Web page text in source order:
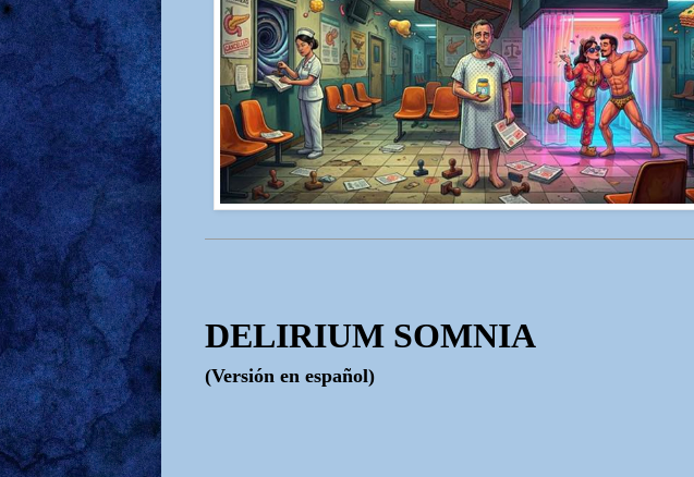
DELIRIUM SOMNIA
(Versión en español)